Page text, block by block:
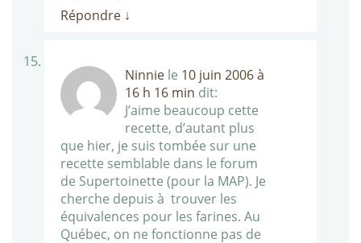
Répondre ↓
Ninnie le 10 juin 2006 à
16 h 16 min dit:
J’aime beaucoup cette
recette, d’autant plus
que hier, je suis tombée sur une
recette semblable dans le forum
de Supertoinette (pour la MAP). Je
cherche depuis à trouver les
équivalences pour les farines. Au
Québec, on ne fonctionne pas de